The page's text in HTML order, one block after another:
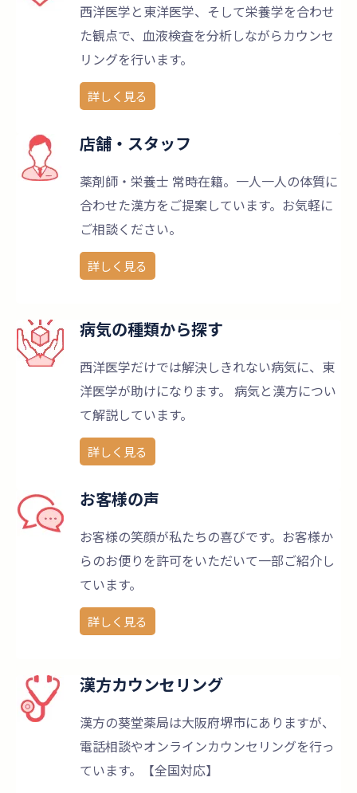
西洋医学と東洋医学、そして栄養学を合わせ
た観点で、血液検査を分析しながらカウンセ
リングを行います。
詳しく見る
店舗・スタッフ
薬剤師・栄養士 常時在籍。一人一人の体質に
合わせた漢方をご提案しています。お気軽に
ご相談ください。
詳しく見る
病気の種類から探す
西洋医学だけでは解決しきれない病気に、東
洋医学が助けになります。 病気と漢方につい
て解説しています。
詳しく見る
お客様の声
お客様の笑顔が私たちの喜びです。お客様か
らのお便りを許可をいただいて一部ご紹介し
ています。
詳しく見る
漢方カウンセリング
漢方の葵堂薬局は大阪府堺市にありますが、
電話相談やオンラインカウンセリングを行っ
ています。【全国対応】